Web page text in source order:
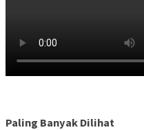
Paling Banyak Dilihat